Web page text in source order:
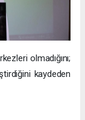
olmadığını;
kaydeden